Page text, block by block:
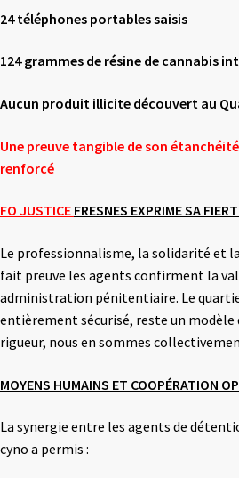
24 téléphones portables saisis
124 grammes de résine de cannabis
Aucun produit illicite découvert au
Une preuve tangible de son
renforcé
FO JUSTICE FRESNES EXPRIME SA
Le professionnalisme, la solidarité et
fait preuve les agents confirment la
administration pénitentiaire. Le
entièrement sécurisé, reste un modèle
rigueur, nous en sommes
MOYENS HUMAINS ET COOPÉRATION
La synergie entre les agents de
cyno a permis :